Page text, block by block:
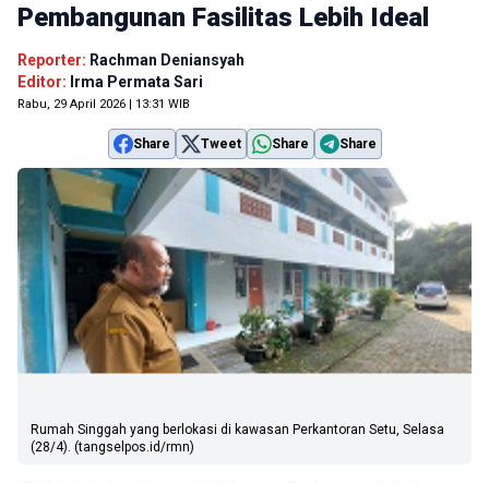
Pembangunan Fasilitas Lebih Ideal
Reporter: Rachman Deniansyah
Editor: Irma Permata Sari
Rabu, 29 April 2026 | 13:31 WIB
Share Tweet Share Share
Rumah Singgah yang berlokasi di kawasan Perkantoran Setu, Selasa
(28/4). (tangselpos.id/rmn)